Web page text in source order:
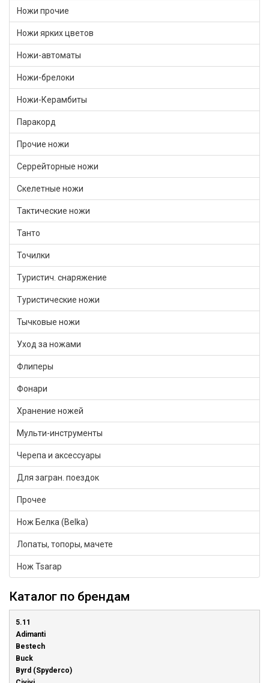
Ножи прочие
Ножи ярких цветов
Ножи-автоматы
Ножи-брелоки
Ножи-Керамбиты
Паракорд
Прочие ножи
Серрейторные ножи
Скелетные ножи
Тактические ножи
Танто
Точилки
Туристич. снаряжение
Туристические ножи
Тычковые ножи
Уход за ножами
Флиперы
Фонари
Хранение ножей
Мульти-инструменты
Черепа и аксессуары
Для загран. поездок
Прочее
Нож Белка (Belka)
Лопаты, топоры, мачете
Нож Tsarap
Каталог по брендам
5.11
Adimanti
Bestech
Buck
Byrd (Spyderco)